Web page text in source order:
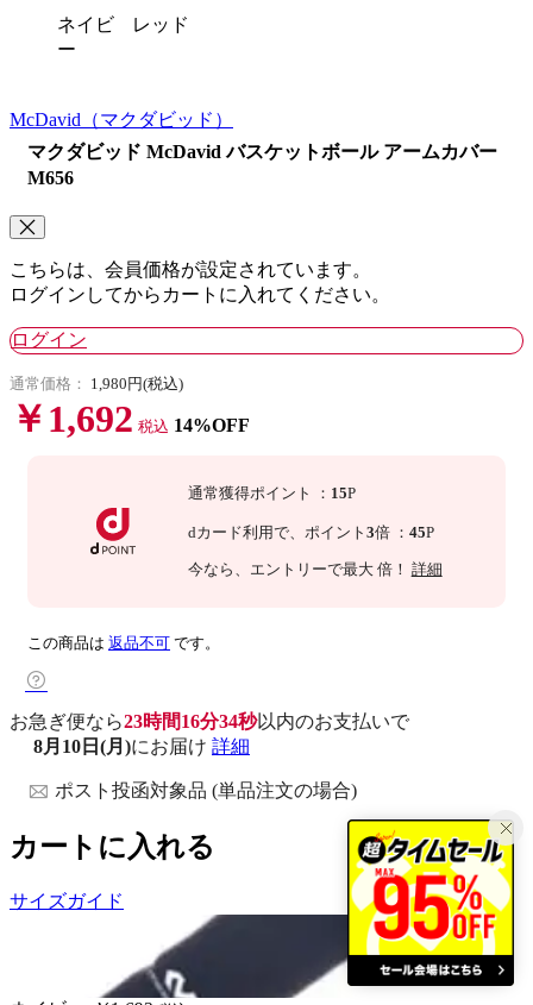
ネイビ
ー
レッド
McDavid （マクダビッド）
マクダビッド McDavid バスケットボール アームカバー
M656
こちらは、会員価格が設定されています。
ログインしてからカートに入れてください。
ログイン
通常価格： 1,980円(税込)
￥1,692 税込 14%OFF
通常獲得ポイント ： 15P
dカード利用で、 ポイント 3倍 ： 45P
今なら 、エントリーで最大 倍！ 詳細
この商品は 返品不可 です。
お急ぎ便なら23時間16分33秒以内のお支払いで
8月10日(月)にお届け 詳細
ポスト投函対象品 (単品注文の場合)
カートに入れる
サイズガイド